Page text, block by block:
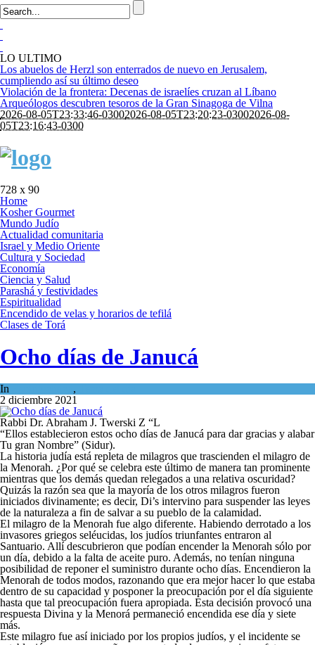
LO ULTIMO
Los abuelos de Herzl son enterrados de nuevo en Jerusalem,
cumpliendo así su último deseo
Violación de la frontera: Decenas de israelíes cruzan al Líbano
Arqueólogos descubren tesoros de la Gran Sinagoga de Vilna
2026-08-05T23:33:46-03002026-08-05T23:20:23-03002026-08-
05T23:16:43-0300
728 x 90
Home
Kosher Gourmet
Mundo Judío
Actualidad comunitaria
Israel y Medio Oriente
Cultura y Sociedad
Economía
Ciencia y Salud
Parashá y festividades
Espiritualidad
Encendido de velas y horarios de tefilá
Clases de Torá
Ocho días de Janucá
In ,
2 diciembre 2021
Rabbi Dr. Abraham J. Twerski Z “L
“Ellos establecieron estos ocho días de Janucá para dar gracias y alabar
Tu gran Nombre” (Sidur).
La historia judía está repleta de milagros que trascienden el milagro de
la Menorah. ¿Por qué se celebra este último de manera tan prominente
mientras que los demás quedan relegados a una relativa oscuridad?
Quizás la razón sea que la mayoría de los otros milagros fueron
iniciados divinamente; es decir, Di’s intervino para suspender las leyes
de la naturaleza a fin de salvar a su pueblo de la calamidad.
El milagro de la Menorah fue algo diferente. Habiendo derrotado a los
invasores griegos seléucidas, los judíos triunfantes entraron al
Santuario. Allí descubrieron que podían encender la Menorah sólo por
un día, debido a la falta de aceite puro. Además, no tenían ninguna
posibilidad de reponer el suministro durante ocho días. Encendieron la
Menorah de todos modos, razonando que era mejor hacer lo que estaba
dentro de su capacidad y posponer la preocupación por el día siguiente
hasta que tal preocupación fuera apropiada. Esta decisión provocó una
respuesta Divina y la Menorá permaneció encendida ese día y siete
más.
Este milagro fue así iniciado por los propios judíos, y el incidente se